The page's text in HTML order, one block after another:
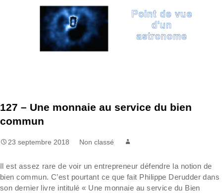
127 – Une monnaie au service du bien
commun
23 septembre 2018 Non classé
Il est assez rare de voir un entrepreneur défendre la notion de
bien commun. C’est pourtant ce que fait Philippe Derudder dans
son dernier livre intitulé « Une monnaie au service du Bien